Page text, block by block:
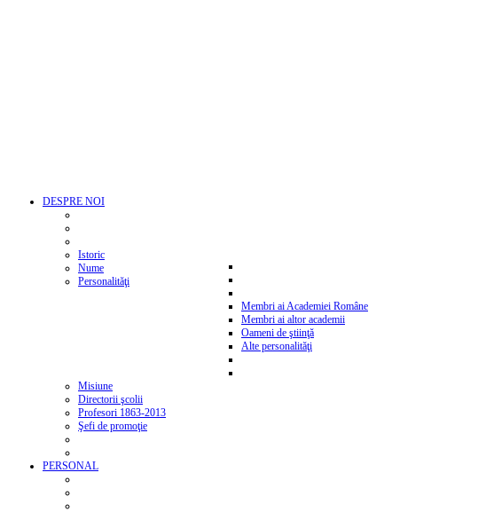
DESPRE NOI
Istoric
Nume
Personalităţi
Membri ai Academiei Române
Membri ai altor academii
Oameni de ştiinţă
Alte personalităţi
Misiune
Directorii şcolii
Profesori 1863-2013
Şefi de promoţie
PERSONAL